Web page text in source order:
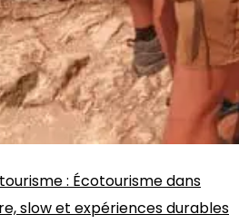
: Écotourisme dans
slow et expériences durables